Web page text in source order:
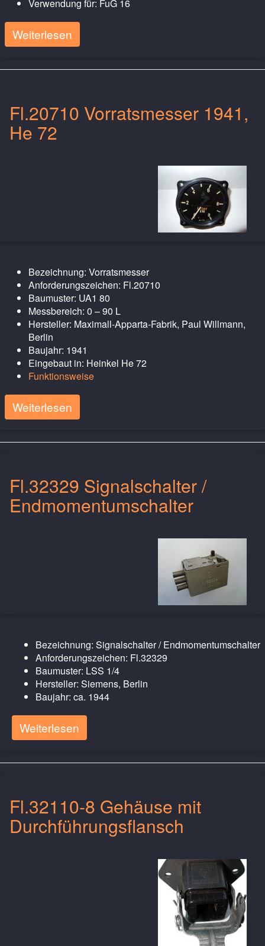
Verwendung für: FuG 16
Weiterlesen
Fl.20710 Vorratsmesser 1941,
He 72
Bezeichnung: Vorratsmesser
Anforderungszeichen: Fl.20710
Baumuster: UA1 80
Messbereich: 0 – 90 L
Hersteller: Maximall-Apparta-Fabrik, Paul Willmann,
Berlin
Baujahr: 1941
Eingebaut in: Heinkel He 72
Funktionsweise
Weiterlesen
Fl.32329 Signalschalter /
Endmomentumschalter
Bezeichnung: Signalschalter / Endmomentumschalter
Anforderungszeichen: Fl.32329
Baumuster: LSS 1/4
Hersteller: Siemens, Berlin
Baujahr: ca. 1944
Weiterlesen
Fl.32110-8 Gehäuse mit
Durchführungsflansch